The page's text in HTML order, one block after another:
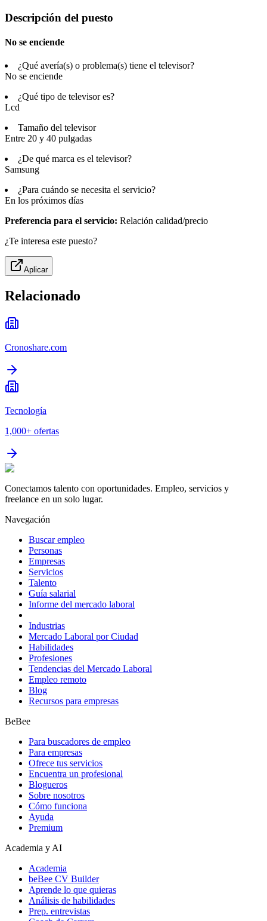
Descripción del puesto
No se enciende
¿Qué avería(s) o problema(s) tiene el televisor?
No se enciende
¿Qué tipo de televisor es?
Lcd
Tamaño del televisor
Entre 20 y 40 pulgadas
¿De qué marca es el televisor?
Samsung
¿Para cuándo se necesita el servicio?
En los próximos días
Preferencia para el servicio: Relación calidad/precio
¿Te interesa este puesto?
Aplicar
Relacionado
Cronoshare.com
Tecnología
1,000+ ofertas
Conectamos talento con oportunidades. Empleo, servicios y
freelance en un solo lugar.
Navegación
Buscar empleo
Personas
Empresas
Servicios
Talento
Guía salarial
Informe del mercado laboral
Industrias
Mercado Laboral por Ciudad
Habilidades
Profesiones
Tendencias del Mercado Laboral
Empleo remoto
Blog
Recursos para empresas
BeBee
Para buscadores de empleo
Para empresas
Ofrece tus servicios
Encuentra un profesional
Blogueros
Sobre nosotros
Cómo funciona
Ayuda
Premium
Academia y AI
Academia
beBee CV Builder
Aprende lo que quieras
Análisis de habilidades
Prep. entrevistas